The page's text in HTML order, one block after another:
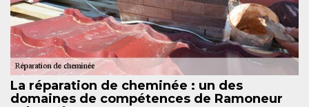
La réparation de cheminée : un des
domaines de compétences de Ramoneur